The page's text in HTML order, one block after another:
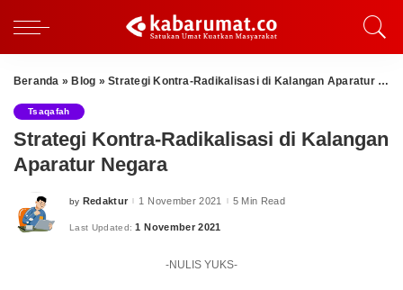
Beranda » Blog »Strategi Kontra-Radikalisasi di Kalangan Aparatur Negara
Tsaqafah
Strategi Kontra-Radikalisasi di Kalangan
Aparatur Negara
Posted
by Redaktur 1 November 2021 5 Min Read
Last Updated: 1 November 2021
-NULIS YUKS-